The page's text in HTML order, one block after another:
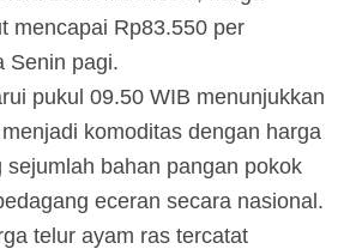
mencapai Rp83.550 per
Senin pagi.
pukul 09.50 WIB menunjukkan
komoditas dengan harga
sejumlah bahan pangan pokok
eceran secara nasional.
telur ayam ras tercatat